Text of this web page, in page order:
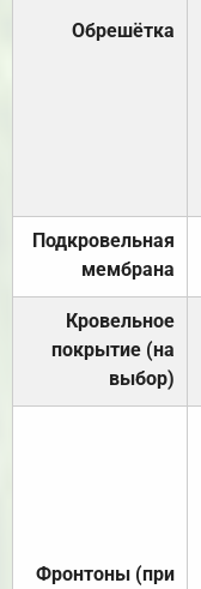
Обрешётка
Подкровельная
мембрана
Кровельное
покрытие (на
выбор)
Фронтоны (при